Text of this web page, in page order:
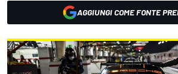
AGGIUNGI COME FONTE